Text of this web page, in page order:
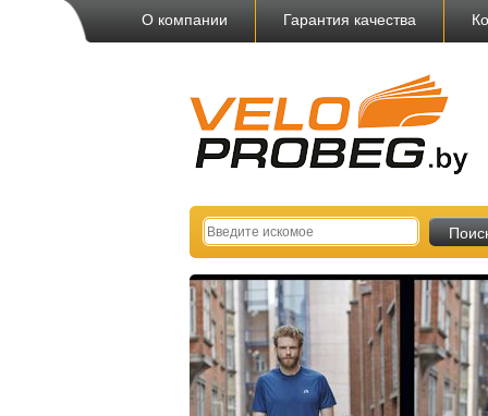
О компании Гарантия качества